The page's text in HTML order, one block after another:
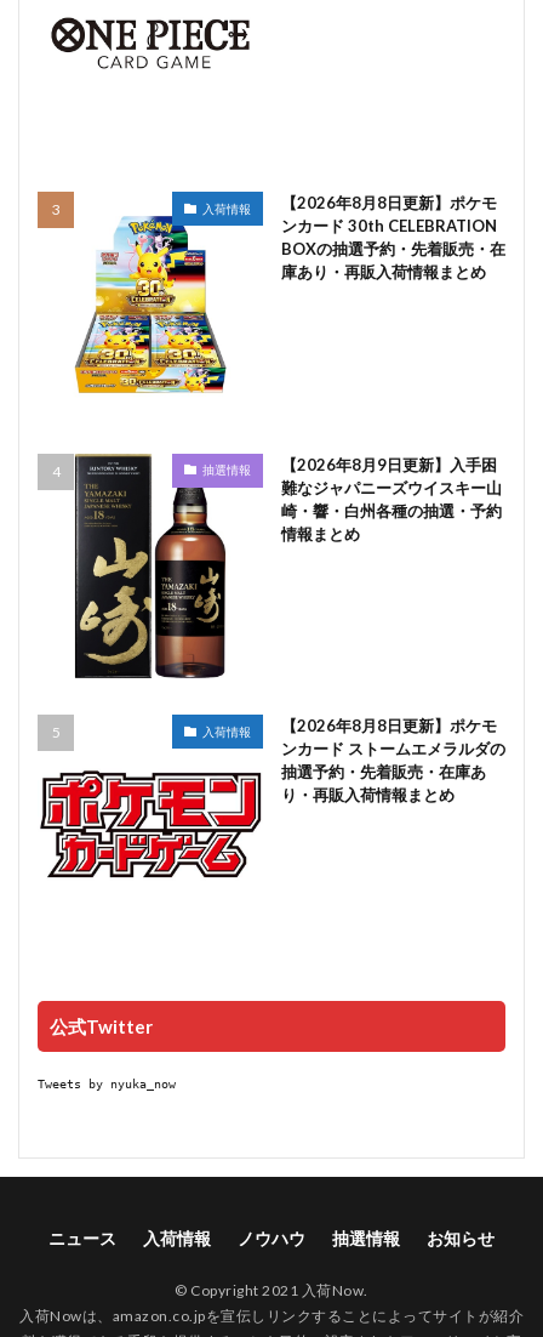
入荷情報
【2026年8月8日更新】ポケモ
ンカード 30th CELEBRATION
BOXの抽選予約・先着販売・在
庫あり・再販入荷情報まとめ
抽選情報
【2026年8月9日更新】入手困
難なジャパニーズウイスキー山
崎・響・白州各種の抽選・予約
情報まとめ
入荷情報
【2026年8月8日更新】ポケモ
ンカード ストームエメラルダの
抽選予約・先着販売・在庫あ
り・再販入荷情報まとめ
公式Twitter
Tweets by nyuka_now
ニュース 入荷情報 ノウハウ 抽選情報 お知らせ
© Copyright 2021 入荷Now.
入荷Nowは、amazon.co.jpを宣伝しリンクすることによってサイトが紹介